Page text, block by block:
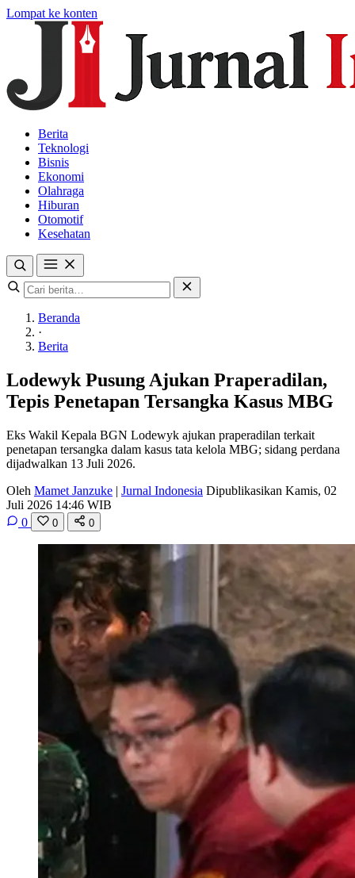
Lompat ke konten
Berita
Teknologi
Bisnis
Ekonomi
Olahraga
Hiburan
Otomotif
Kesehatan
Beranda
·
Berita
Lodewyk Pusung Ajukan Praperadilan,
Tepis Penetapan Tersangka Kasus MBG
Eks Wakil Kepala BGN Lodewyk ajukan praperadilan terkait
penetapan tersangka dalam kasus tata kelola MBG; sidang perdana
dijadwalkan 13 Juli 2026.
Oleh Mamet Janzuke | Jurnal Indonesia Dipublikasikan Kamis, 02
Juli 2026 14:46 WIB
0
0 0